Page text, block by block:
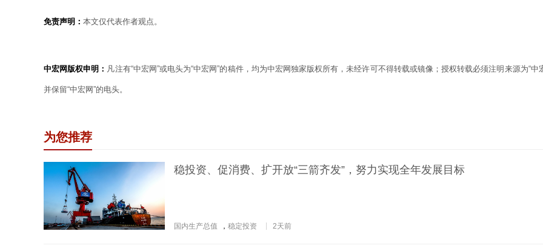
免责声明： 本文仅代表作者观点。
中宏网版权申明： 凡注有“中宏网”或电头为“中宏网”的稿件，均为中宏网独家版权所有，未经许可不得转载或镜像；授权转载必须注明来源为“中
并保留“中宏网”的电头。
为您推荐
稳投资、促消费、扩开放“三箭齐发”，努力实现全年发展目标
国内生产总值 ， 稳定投资 2天前